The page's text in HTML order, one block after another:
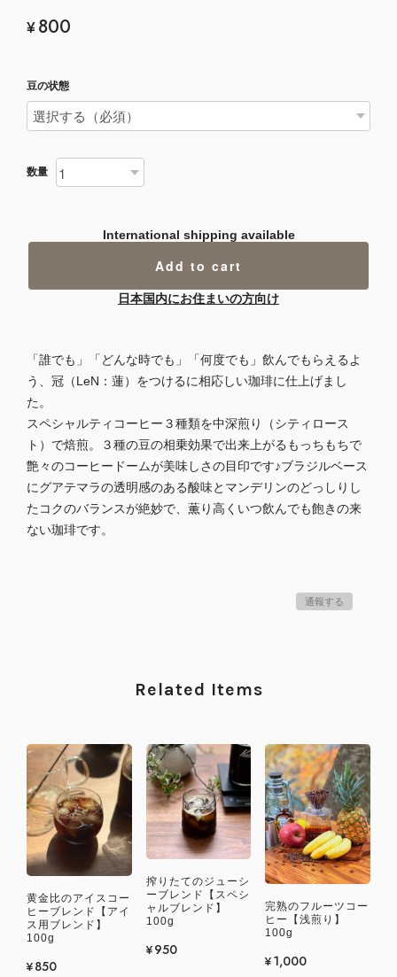
¥800
豆の状態
数量
International shipping available
Add to cart
日本国内にお住まいの方向け
「誰でも」「どんな時でも」「何度でも」飲んでもらえるよ
う、冠（LeN：蓮）をつけるに相応しい珈琲に仕上げまし
た。
スペシャルティコーヒー３種類を中深煎り（シティロース
ト）で焙煎。３種の豆の相乗効果で出来上がるもっちもちで
艶々のコーヒードームが美味しさの目印です♪ブラジルベース
にグアテマラの透明感のある酸味とマンデリンのどっしりし
たコクのバランスが絶妙で、薫り高くいつ飲んでも飽きの来
ない珈琲です。
通報する
Related Items
黄金比のアイスコー
ヒーブレンド【アイ
ス用ブレンド】
100g
¥850
搾りたてのジューシ
ーブレンド【スペシ
ャルブレンド】
100g
¥950
完熟のフルーツコー
ヒー【浅煎り】
100g
¥1,000